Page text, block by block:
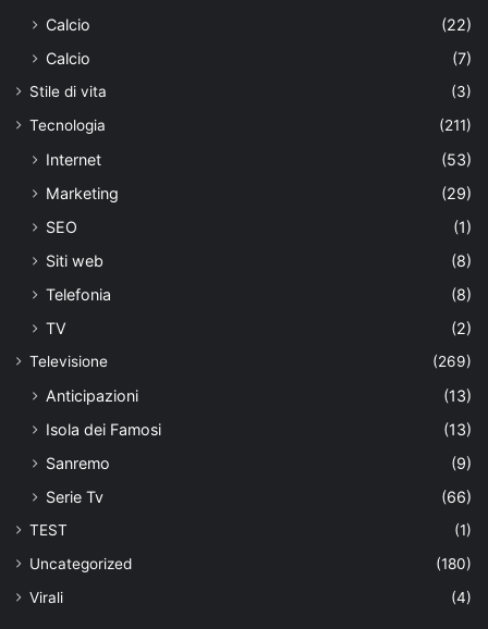
Calcio
(22)
Calcio
(7)
Stile di vita
(3)
Tecnologia
(211)
Internet
(53)
Marketing
(29)
SEO
(1)
Siti web
(8)
Telefonia
(8)
TV
(2)
Televisione (269)
Anticipazioni
(13)
Isola dei Famosi
(13)
Sanremo
(9)
Serie Tv
(66)
TEST
(1)
Uncategorized
(180)
Virali
(4)